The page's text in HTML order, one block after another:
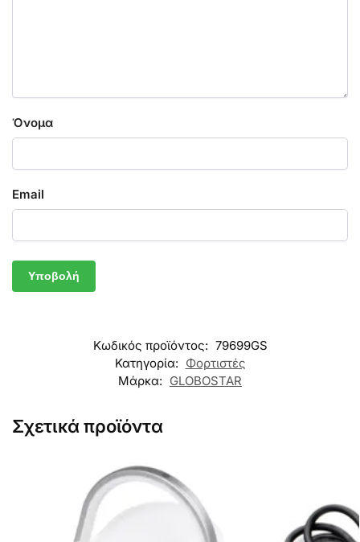
Όνομα
Email
Κωδικός προϊόντος: 79699GS
Κατηγορία: Φορτιστές
Μάρκα: GLOBOSTAR
Σχετικά προϊόντα